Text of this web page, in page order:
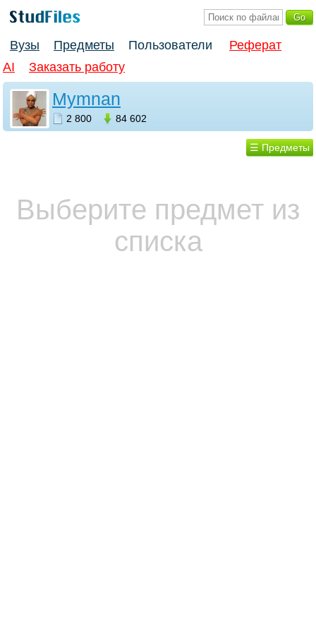
Вузы Предметы Пользователи
Реферат
AI
Заказать работу
Mymnan
2 800 84 602
☰ Предметы
Выберите предмет из
списка